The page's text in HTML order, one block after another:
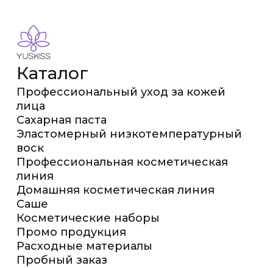
Каталог
Профессиональный уход за кожей
лица
Сахарная паста
Эластомерный низкотемпературный
воск
Профессиональная косметическая
линия
Домашняя косметическая линия
Саше
Косметические наборы
Промо продукция
Расходные материалы
Пробный заказ